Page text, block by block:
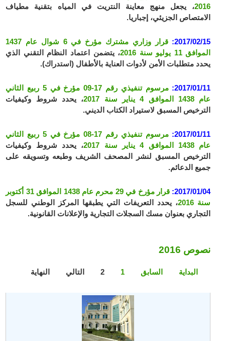
2016، يجعل منهج معاينة النتريت في المياه بتقنية مطياف
الامتصاص الجزيئي، إجباريا.
2017/02/15:
قرار وزاري مشترك مؤرخ في 6 شوال عام 1437
الموافق 11 يوليو سنة 2016
، يتضمن اعتماد النظام التقني الذي
يحدد متطلبات الأمن لأدوات العناية بالأطفال (استدراك).
2017/01/11:
مرسوم تنفيذي رقم 17-09 مؤرخ في 5 ربيع الثاني
عام 1438 الموافق 4 يناير سنة 2017
، يحدد شروط وكيفيات
الترخيص المسبق لاستيراد الكتاب الديني.
2017/01/11:
مرسوم تنفيذي رقم 17-08 مؤرخ في 5 ربيع الثاني
عام 1438 الموافق 4 يناير سنة 2017
، يحدد شروط وكيفيات
الترخيص المسبق لنشر المصحف الشريف وطبعه وتسويقه على
جميع الدعائم.
2017/01/04:
قرار مؤرخ في 29 محرم عام 1438 الموافق 31 أكتوبر
سنة 2016
، يحدد التعريفات التي يطبقها المركز الوطني للسجل
التجاري بعنوان مسك السجلات التجارية والإعلانات القانونية.
نصوص 2016
البداية السابق 1
2 التالي النهاية